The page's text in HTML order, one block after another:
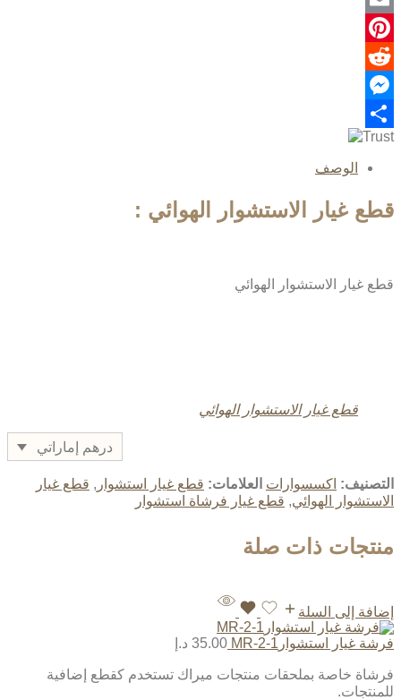
Email
Pinterest
Reddit
Messenger
Share
الوصف
قطع غيار الاستشوار الهوائي :
قطع غيار الاستشوار الهوائي
قطع غيار الاستشوار الهوائي
درهم إماراتي
التصنيف: اكسسوارات العلامات: قطع غيار استشوار , قطع غيار
الاستشوار الهوائي, قطع غيار فرشاة استشوار
منتجات ذات صلة
إضافة إلى السلة
فرشة غيار استشوارMR-2-1 35.00 د.إ
فرشاة خاصة بملحقات منتجات ميراك تستخدم كقطع إضافية
للمنتجات.